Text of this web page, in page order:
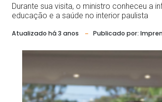
Durante sua visita, o ministro conheceu a
educação e a saúde no interior paulista
Atualizado há 3 anos Publicado por: